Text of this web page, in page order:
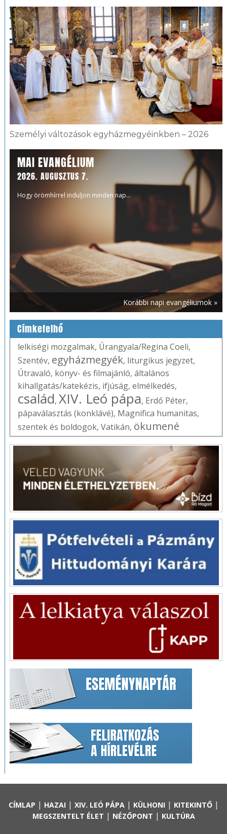
Személyi változások egyházmegyéinkben – 2026
MAI EVANGÉLIUM
2026. AUGUSZTUS 7.
Hogy örömhírrel induljon minden nap...
Korábbi napi evangéliumok »
Címkefelhő
lelkiségi mozgalmak, Úrangyala/Regina Coeli,
Szentév, egyházmegyék, liturgikus jegyzet,
Útravaló, könyv- és filmajánló, általános
kihallgatás/katekézis, ifjúság, elmélkedés,
család, XIV. Leó pápa, Erdő Péter,
pápaválasztás (konklávé), Magnifica humanitas,
szentek és boldogok, Vatikán, ökumené
CÍMLAP | HAZAI | XIV. LEÓ PÁPA| KÜLHONI | KITEKINTŐ|
MEGSZENTELT ÉLET | NÉZŐPONT | KULTÚRA